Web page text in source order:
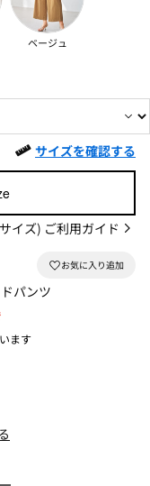
ベージュ
サイズを確認する
イズ) ご利用ガイド
パンツ
ます